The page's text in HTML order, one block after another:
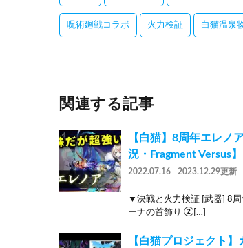
呪術廻戦コラボ 火力検証 白猫温泉
関連する記事
【白猫】8周年エレ
況・Fragment Versus】
2022.07.16 2023.12.29更新
▼決戦と火力検証 [武器] 8
ーナの首飾り ②[…]
【白猫プロジェクト